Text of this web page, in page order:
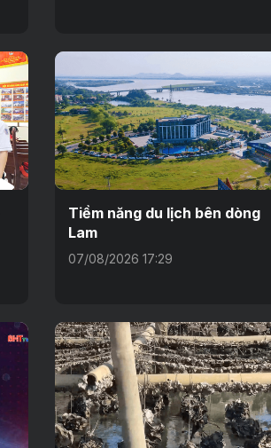
Tiềm năng du lịch bên dòng
Lam
07/08/2026 17:29